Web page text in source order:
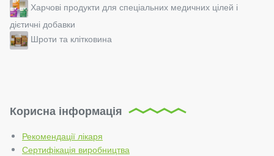
Харчові продукти для спеціальних медичних цілей і
дієтичні добавки
Шроти та клітковина
Корисна інформація
Рекомендації лікаря
Сертифікація виробництва